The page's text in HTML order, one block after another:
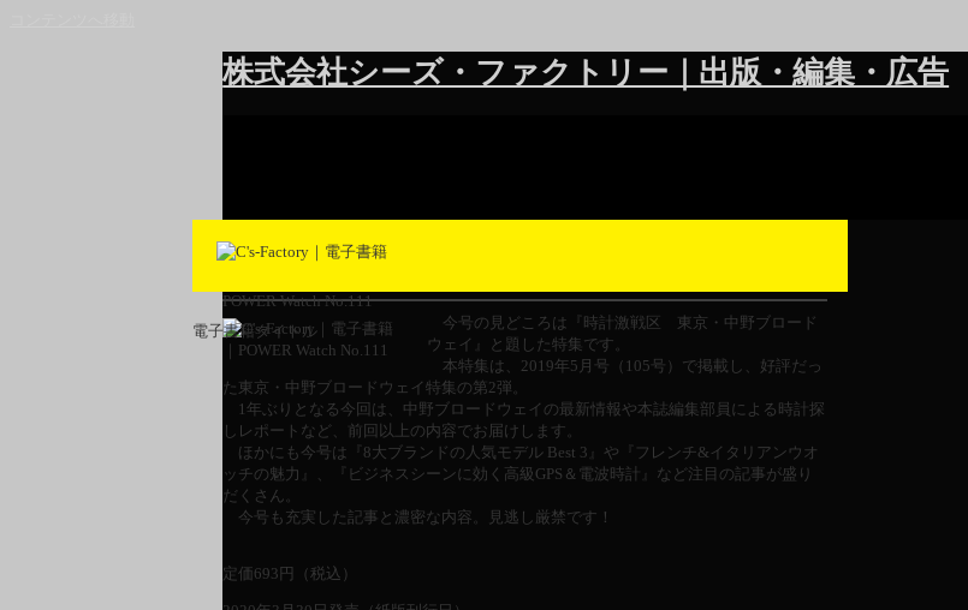
株式会社シーズ・ファクトリー｜出版・編集・広告
電子書籍タイトル
POWER Watch No.111
今号の見どころは『時計激戦区 東京・中野ブロード
ウェイ』と題した特集です。
本特集は、2019年5月号（105号）で掲載し、好評だっ
た東京・中野ブロードウェイ特集の第2弾。
1年ぶりとなる今回は、中野ブロードウェイの最新情報や本誌編集部員による時計探
しレポートなど、前回以上の内容でお届けします。
ほかにも今号は『8大ブランドの人気モデル Best 3』や『フレンチ&イタリアンウオ
ッチの魅力』、『ビジネスシーンに効く高級GPS＆電波時計』など注目の記事が盛り
だくさん。
今号も充実した記事と濃密な内容。見逃し厳禁です！
定価693 円（税込）